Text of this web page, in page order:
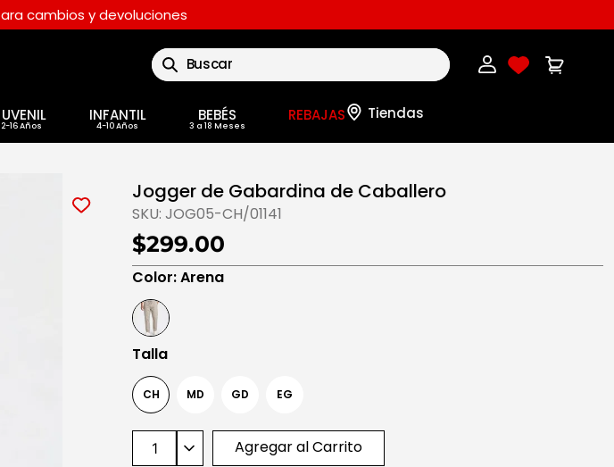
cambios y devoluciones
Buscar
INFANTIL BEBÉS REBAJAS
Jogger de Gabardina de Caballero
SKU: JOG05-CH/01141
$299.00
Color:Arena
Talla
CH MD GD EG
Agregar al Carrito